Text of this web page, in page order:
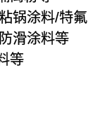
锅涂料/特氟
滑涂料等
等